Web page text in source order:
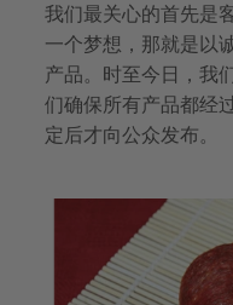
我们最关心的首先是
一个梦想，那就是以
产品。时至今日，我
们确保所有产品都经
定后才向公众发布。